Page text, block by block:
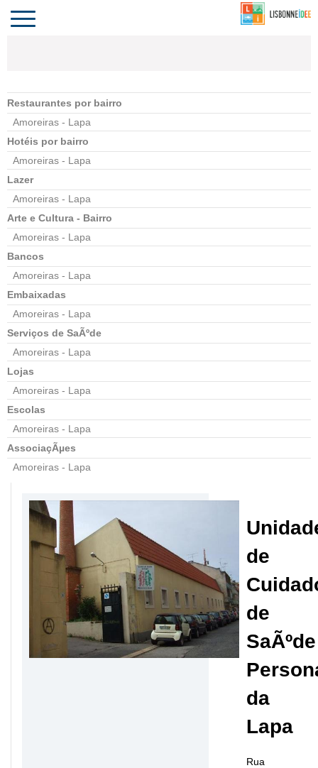
PORTUGAL
Toggle
navigation
Restaurantes por bairro
Amoreiras - Lapa
Hotéis por bairro
Amoreiras - Lapa
Lazer
Amoreiras - Lapa
Arte e Cultura - Bairro
Amoreiras - Lapa
Bancos
Amoreiras - Lapa
Embaixadas
Amoreiras - Lapa
Serviços de SaÃºde
Amoreiras - Lapa
Lojas
Amoreiras - Lapa
Escolas
Amoreiras - Lapa
AssociaçÃµes
Amoreiras - Lapa
de
de
SaÃºde
da
Lapa
Rua